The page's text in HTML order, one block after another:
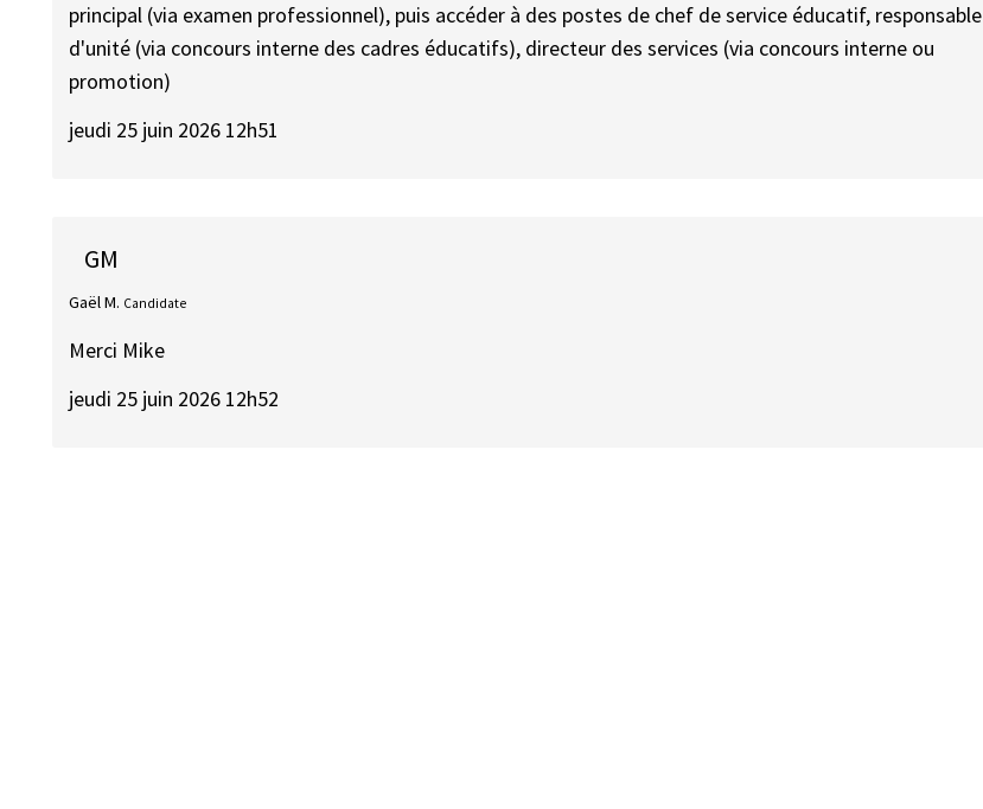
principal (via examen professionnel), puis accéder à des postes de chef de service éducatif, responsable
d'unité (via concours interne des cadres éducatifs), directeur des services (via concours interne ou
promotion)
jeudi 25 juin 2026 12h51
GM
Gaël M. Candidate
Merci Mike
jeudi 25 juin 2026 12h52